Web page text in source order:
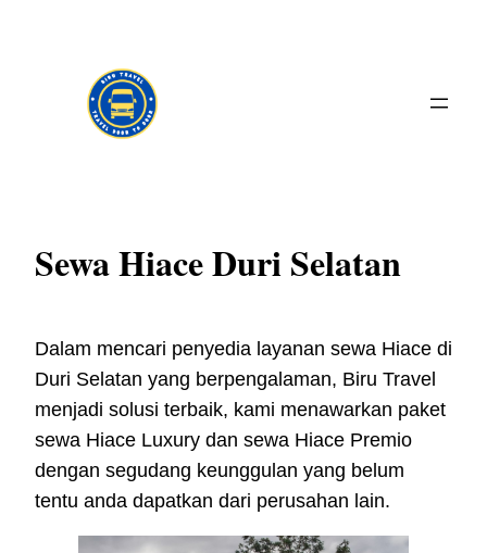
Sewa Hiace Duri Selatan
Dalam mencari penyedia layanan sewa Hiace di
Duri Selatan yang berpengalaman, Biru Travel
menjadi solusi terbaik, kami menawarkan paket
sewa Hiace Luxury dan sewa Hiace Premio
dengan segudang keunggulan yang belum
tentu anda dapatkan dari perusahan lain.